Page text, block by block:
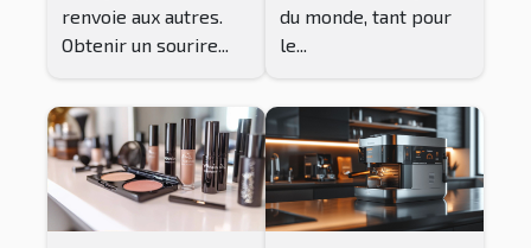
renvoie aux autres.
Obtenir un sourire...
du monde, tant pour
le...